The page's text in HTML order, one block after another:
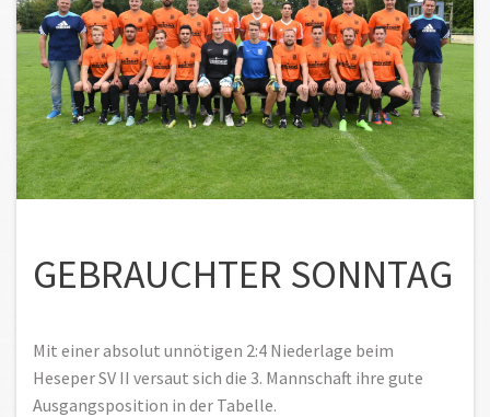
GEBRAUCHTER SONNTAG
Mit einer absolut unnötigen 2:4 Niederlage beim
Heseper SV II versaut sich die 3. Mannschaft ihre gute
Ausgangsposition in der Tabelle.